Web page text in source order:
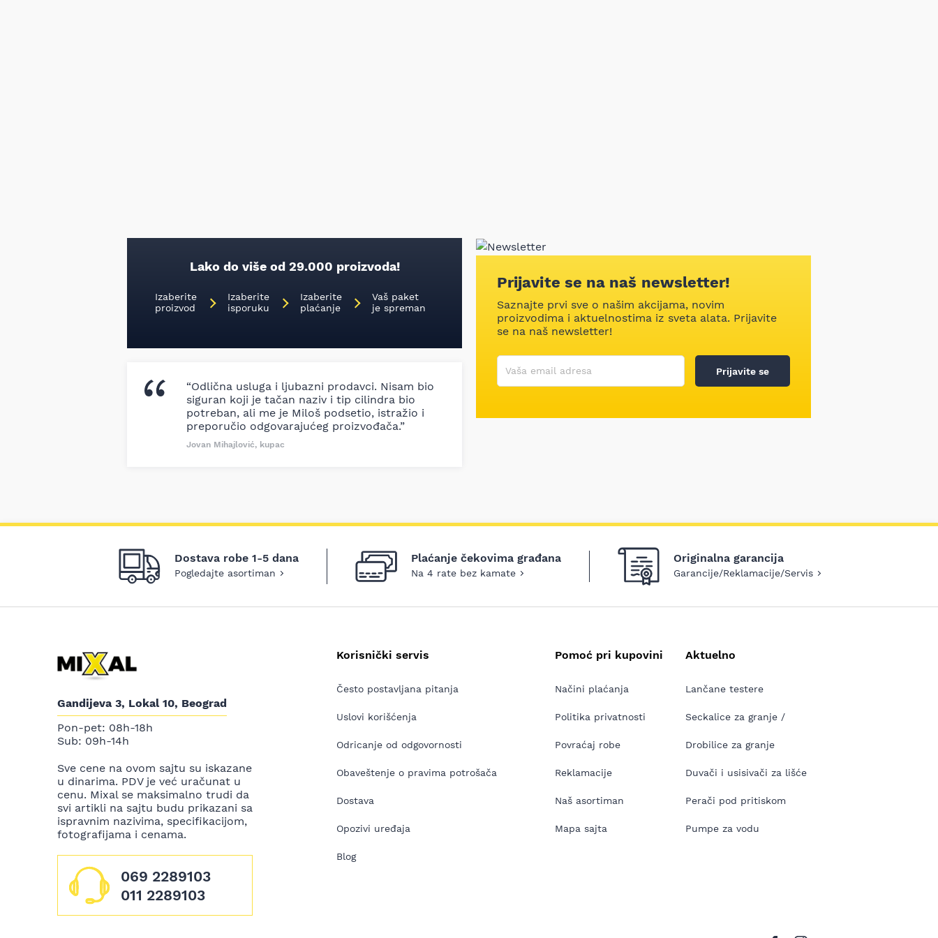
Lako do više od 29.000 proizvoda!
Izaberite
proizvod
Izaberite
isporuku
Izaberite
plaćanje
Vaš paket
je spreman
“Odlična usluga i ljubazni prodavci. Nisam bio
siguran koji je tačan naziv i tip cilindra bio
potreban, ali me je Miloš podsetio, istražio i
preporučio odgovarajućeg proizvođača.”
Jovan Mihajlović, kupac
Prijavite se na naš newsletter!
Saznajte prvi sve o našim akcijama, novim
proizvodima i aktuelnostima iz sveta alata. Prijavite
se na naš newsletter!
Korisničko ime
Vaša email adresa
Prijavite se
Dostava robe 1-5 dana
Pogledajte asortiman
Plaćanje čekovima građana
Na 4 rate bez kamate
Originalna garancija
Garancije/Reklamacije/Servis
Gandijeva 3, Lokal 10, Beograd
Pon-pet: 08h-18h
Sub: 09h-14h
Sve cene na ovom sajtu su iskazane
u dinarima. PDV je već uračunat u
cenu. Mixal se maksimalno trudi da
svi artikli na sajtu budu prikazani sa
ispravnim nazivima, specifikacijom,
fotografijama i cenama.
069 2289103
011 2289103
Korisnički servis
Često postavljana pitanja
Uslovi korišćenja
Odricanje od odgovornosti
Obaveštenje o pravima potrošača
Dostava
Opozivi uređaja
Blog
Pomoć pri kupovini
Načini plaćanja
Politika privatnosti
Povraćaj robe
Reklamacije
Naš asortiman
Mapa sajta
Aktuelno
Lančane testere
Seckalice za granje /
Drobilice za granje
Duvači i usisivači za lišće
Perači pod pritiskom
Pumpe za vodu